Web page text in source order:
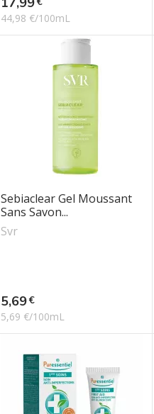
44,98 €/100mL
Sebiaclear Gel Moussant
Sans Savon...
Svr
Prix
5,69€
5,69 €/100mL